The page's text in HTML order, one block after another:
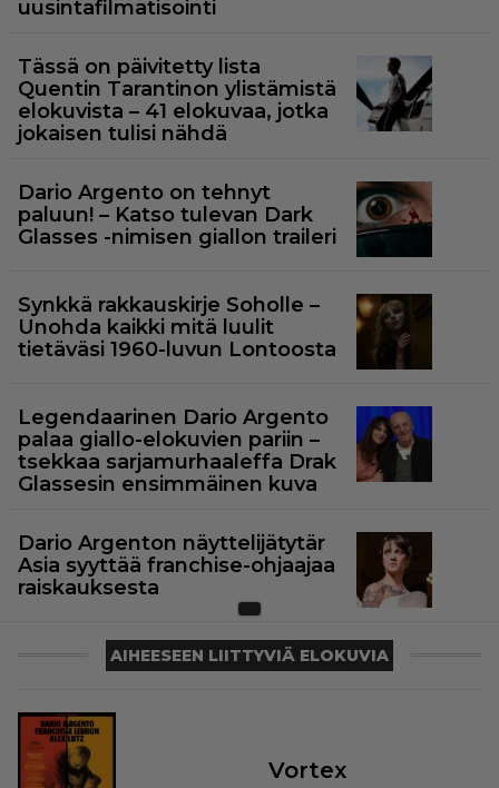
uusintafilmatisointi
Tässä on päivitetty lista
Quentin Tarantinon ylistämistä
elokuvista – 41 elokuvaa, jotka
jokaisen tulisi nähdä
Dario Argento on tehnyt
paluun! – Katso tulevan Dark
Glasses -nimisen giallon traileri
Synkkä rakkauskirje Soholle –
Unohda kaikki mitä luulit
tietäväsi 1960-luvun Lontoosta
Legendaarinen Dario Argento
palaa giallo-elokuvien pariin –
tsekkaa sarjamurhaaleffa Drak
Glassesin ensimmäinen kuva
Dario Argenton näyttelijätytär
Asia syyttää franchise-ohjaajaa
raiskauksesta
AIHEESEEN LIITTYVIÄ ELOKUVIA
Vortex